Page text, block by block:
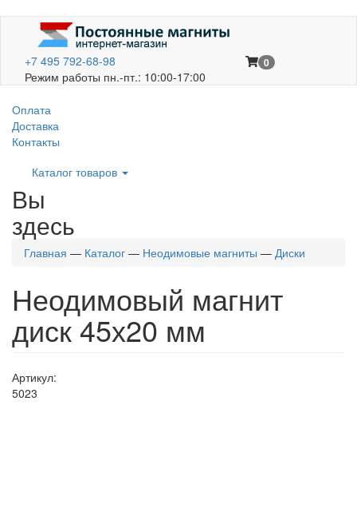
+7 495 792-68-98
Режим работы пн.-пт.: 10:00-17:00
0
Оплата
Доставка
Контакты
Каталог товаров
Вы
здесь
Главная — Каталог — Неодимовые магниты — Диски
Неодимовый магнит
диск 45х20 мм
Артикул:
5023